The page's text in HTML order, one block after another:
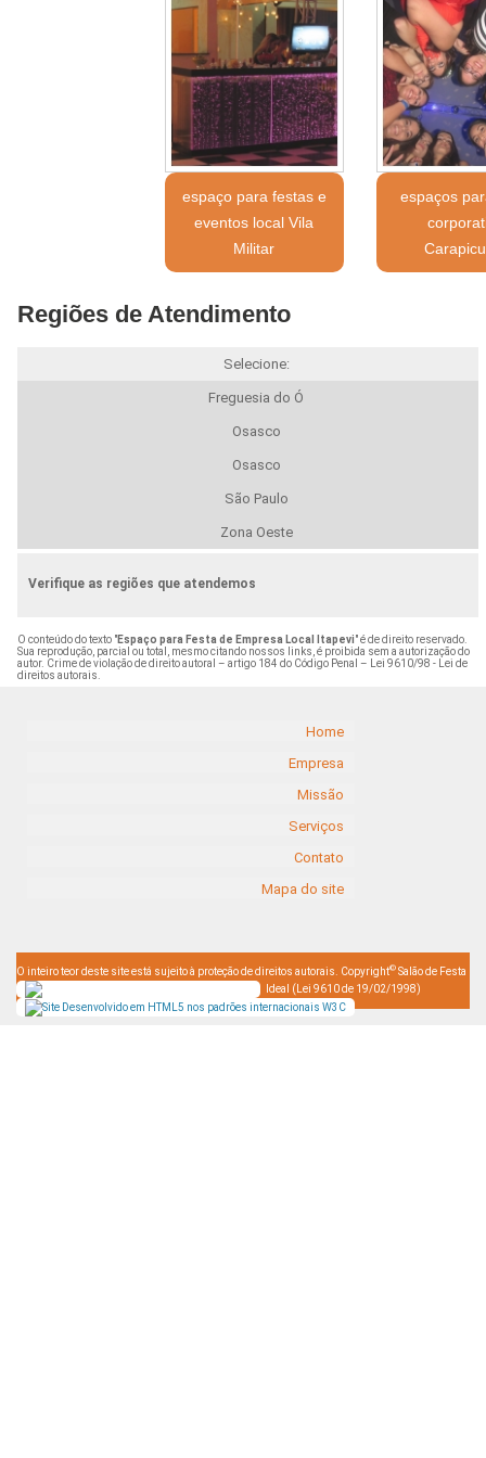
espaço para festas e
eventos local Vila
Militar
espaços
Regiões de Atendimento
Selecione:
Freguesia do Ó
Osasco
Osasco
São Paulo
Zona Oeste
Verifique as regiões que atendemos
O conteúdo do texto "Espaço para Festa de Empresa Local Itapevi" é de direito reservado.
Sua reprodução, parcial ou total, mesmo citando nossos links, é proibida sem a autorização do
autor. Crime de violação de direito autoral – artigo 184 do Código Penal – Lei 9610/98 - Lei de
direitos autorais.
Home
Empresa
Missão
Serviços
Contato
Mapa do site
O inteiro teor deste site está sujeito à proteção de direitos autorais. Copyright© Salão de Festa
Ideal (Lei 9610 de 19/02/1998)